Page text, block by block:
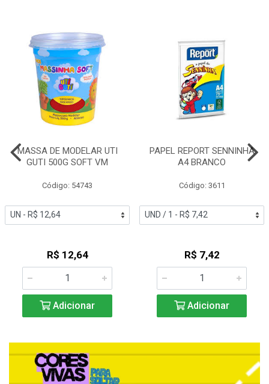
MASSA DE MODELAR UTI
GUTI 500G SOFT VM
Código: 54743
R$ 12,64
Adicionar
PAPEL REPORT SENNINHA
A4 BRANCO
Código: 3611
R$ 7,42
Adicionar